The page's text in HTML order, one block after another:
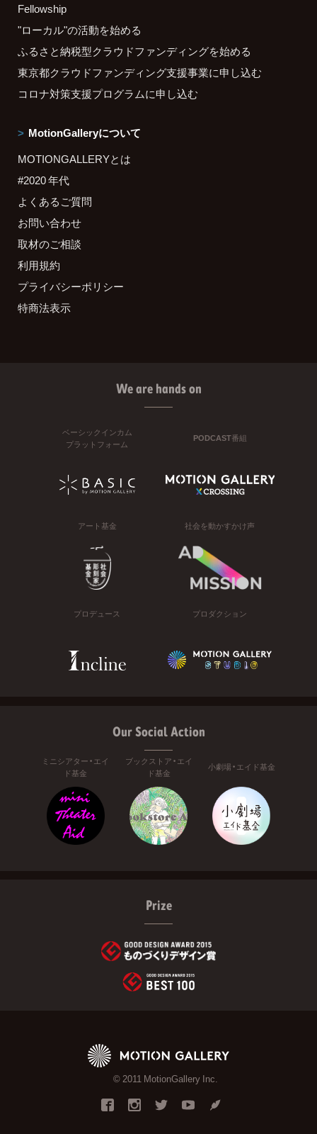
Fellowship
"ローカル"の活動を始める
ふるさと納税型クラウドファンディングを始める
東京都クラウドファンディング支援事業に申し込む
コロナ対策支援プログラムに申し込む
MotionGalleryについて
MOTIONGALLERYとは
#2020 年代
よくあるご質問
お問い合わせ
取材のご相談
利用規約
プライバシーポリシー
特商法表示
We are hands on
ベーシックインカム
プラットフォーム
PODCAST番組
アート基金 社会を動かすかけ声
プロデュース プロダクション
Our Social Action
ミニシアター・エイ
ド基金
ブックストア・エイ
ド基金
小劇場・エイド基金
Prize
© 2011 MotionGallery Inc.